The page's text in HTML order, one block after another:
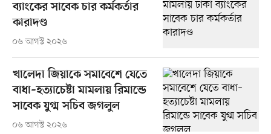
ব্যাংকের সাবেক চার কর্মকর্তার
কারাদণ্ড
০৬ আগস্ট ২০২৬
খালেদা জিয়াকে সমাবেশে যেতে
বাধা–হত্যাচেষ্টা মামলায় রিমান্ডে
সাবেক যুগ্ম সচিব জগলুল
০৬ আগস্ট ২০২৬